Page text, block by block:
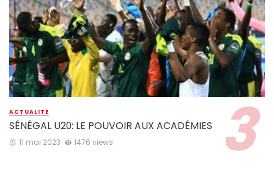
ACTUALITÉ
SÉNÉGAL U20: LE POUVOIR AUX ACADÉMIES
11 mai 2023 1476 views